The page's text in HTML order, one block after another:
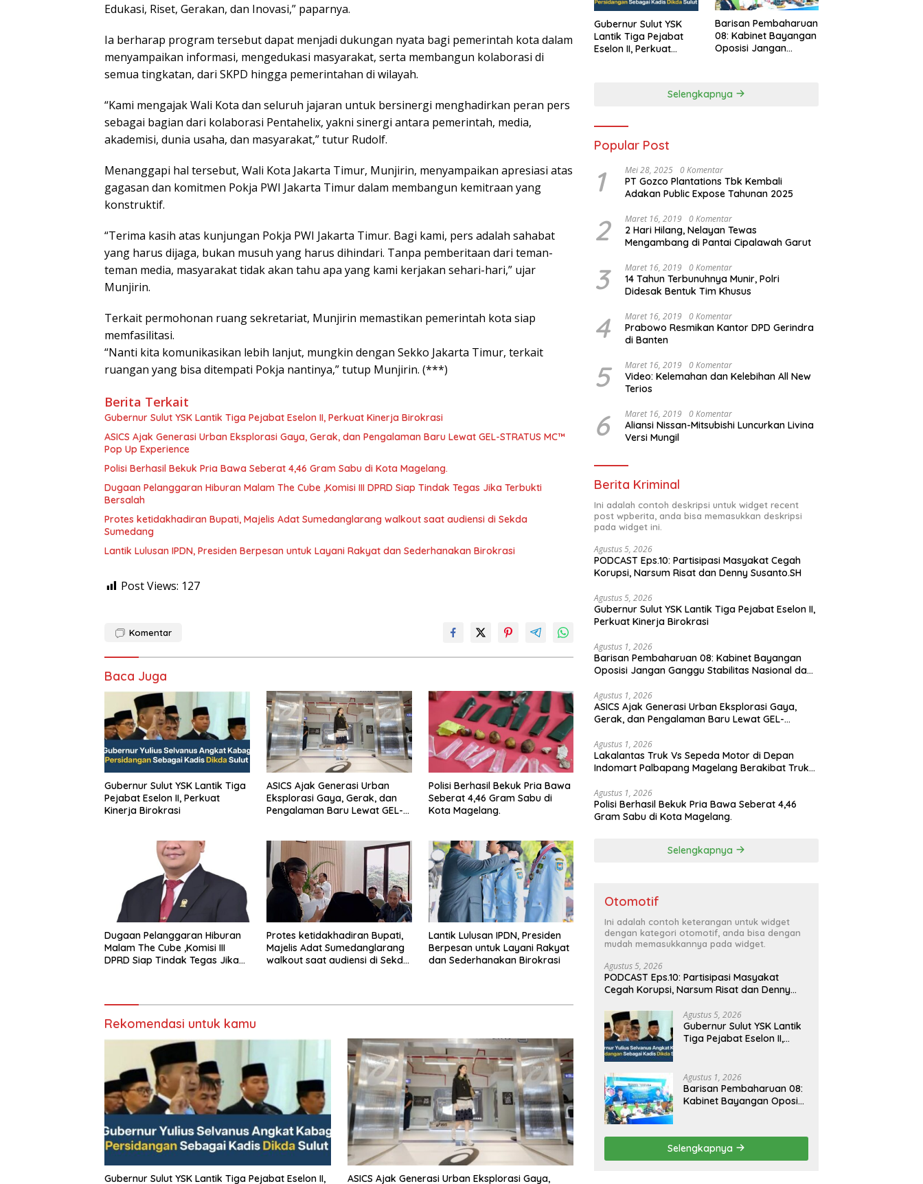
Edukasi, Riset, Gerakan, dan Inovasi,” paparnya.
Ia berharap program tersebut dapat menjadi dukungan nyata bagi pemerintah kota dalam
menyampaikan informasi, mengedukasi masyarakat, serta membangun kolaborasi di
semua tingkatan, dari SKPD hingga pemerintahan di wilayah.
“Kami mengajak Wali Kota dan seluruh jajaran untuk bersinergi menghadirkan peran pers
sebagai bagian dari kolaborasi Pentahelix, yakni sinergi antara pemerintah, media,
akademisi, dunia usaha, dan masyarakat,” tutur Rudolf.
Menanggapi hal tersebut, Wali Kota Jakarta Timur, Munjirin, menyampaikan apresiasi atas
gagasan dan komitmen Pokja PWI Jakarta Timur dalam membangun kemitraan yang
konstruktif.
“Terima kasih atas kunjungan Pokja PWI Jakarta Timur. Bagi kami, pers adalah sahabat
yang harus dijaga, bukan musuh yang harus dihindari. Tanpa pemberitaan dari teman-
teman media, masyarakat tidak akan tahu apa yang kami kerjakan sehari-hari,” ujar
Munjirin.
Terkait permohonan ruang sekretariat, Munjirin memastikan pemerintah kota siap
memfasilitasi.
“Nanti kita komunikasikan lebih lanjut, mungkin dengan Sekko Jakarta Timur, terkait
ruangan yang bisa ditempati Pokja nantinya,” tutup Munjirin. (***)
Berita Terkait
Gubernur Sulut YSK Lantik Tiga Pejabat Eselon II, Perkuat Kinerja Birokrasi
ASICS Ajak Generasi Urban Eksplorasi Gaya, Gerak, dan Pengalaman Baru Lewat GEL-STRATUS MC™
Pop Up Experience
Polisi Berhasil Bekuk Pria Bawa Seberat 4,46 Gram Sabu di Kota Magelang.
Dugaan Pelanggaran Hiburan Malam The Cube ,Komisi III DPRD Siap Tindak Tegas Jika Terbukti
Bersalah
Protes ketidakhadiran Bupati, Majelis Adat Sumedanglarang walkout saat audiensi di Sekda
Sumedang
Lantik Lulusan IPDN, Presiden Berpesan untuk Layani Rakyat dan Sederhanakan Birokrasi
Post Views: 127
Komentar
Baca Juga
Gubernur Sulut YSK Lantik Tiga
Pejabat Eselon II, Perkuat
Kinerja Birokrasi
ASICS Ajak Generasi Urban
Eksplorasi Gaya, Gerak, dan
Pengalaman Baru Lewat GEL-
Polisi Berhasil Bekuk Pria Bawa
Seberat 4,46 Gram Sabu di
Kota Magelang.
Dugaan Pelanggaran Hiburan
Malam The Cube ,Komisi III
DPRD Siap Tindak Tegas Jika
Protes ketidakhadiran Bupati,
Majelis Adat Sumedanglarang
walkout saat audiensi di Sekda
Lantik Lulusan IPDN, Presiden
Berpesan untuk Layani Rakyat
dan Sederhanakan Birokrasi
Rekomendasi untuk kamu
Gubernur Sulut YSK Lantik Tiga Pejabat Eselon II, ASICS Ajak Generasi Urban Eksplorasi Gaya,
Gubernur Sulut YSK
Lantik Tiga Pejabat
Eselon II, Perkuat
Barisan Pembaharuan
08: Kabinet Bayangan
Oposisi Jangan
Prabowo-Gibran
Selengkapnya
Popular Post
1 Mei 28, 2025 0 Komentar
PT Gozco Plantations Tbk Kembali
Adakan Public Expose Tahunan 2025
2 Maret 16, 2019 0 Komentar
2 Hari Hilang, Nelayan Tewas
Mengambang di Pantai Cipalawah Garut
3 Maret 16, 2019 0 Komentar
14 Tahun Terbunuhnya Munir, Polri
Didesak Bentuk Tim Khusus
4 Maret 16, 2019 0 Komentar
Prabowo Resmikan Kantor DPD Gerindra
di Banten
5 Maret 16, 2019 0 Komentar
Video: Kelemahan dan Kelebihan All New
Terios
6 Maret 16, 2019 0 Komentar
Aliansi Nissan-Mitsubishi Luncurkan Livina
Versi Mungil
Berita Kriminal
Ini adalah contoh deskripsi untuk widget recent
post wpberita, anda bisa memasukkan deskripsi
pada widget ini.
Agustus 5, 2026
PODCAST Eps.10: Partisipasi Masyakat Cegah
Korupsi, Narsum Risat dan Denny Susanto.SH
Agustus 5, 2026
Gubernur Sulut YSK Lantik Tiga Pejabat Eselon II,
Perkuat Kinerja Birokrasi
Agustus 1, 2026
Barisan Pembaharuan 08: Kabinet Bayangan
Oposisi Jangan Ganggu Stabilitas Nasional dan
Agustus 1, 2026
ASICS Ajak Generasi Urban Eksplorasi Gaya,
Gerak, dan Pengalaman Baru Lewat GEL-
Agustus 1, 2026
Lakalantas Truk Vs Sepeda Motor di Depan
Indomart Palbapang Magelang Berakibat Truk
Agustus 1, 2026
Polisi Berhasil Bekuk Pria Bawa Seberat 4,46
Gram Sabu di Kota Magelang.
Selengkapnya
Otomotif
Ini adalah contoh keterangan untuk widget
dengan kategori otomotif, anda bisa dengan
mudah memasukkannya pada widget.
Agustus 5, 2026
PODCAST Eps.10: Partisipasi Masyakat
Cegah Korupsi, Narsum Risat dan Denny
Agustus 5, 2026
Gubernur Sulut YSK Lantik
Tiga Pejabat Eselon II,
Agustus 1, 2026
Barisan Pembaharuan 08:
Kabinet Bayangan Oposisi
Asta Cita Prabowo-Gibran
Selengkapnya